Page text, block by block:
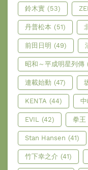
鈴木實 (53)
丹普松本 (51)
前田日明 (49)
昭和～平成明星列傳
連載始動 (47)
KENTA (44)
EVIL (42) 拳王
Stan Hansen (41)
竹下幸之介 (41)